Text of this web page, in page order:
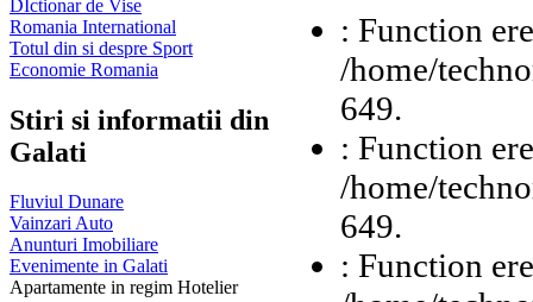
DIctionar de Vise
Romania International
Totul din si despre Sport
Economie Romania
Stiri si informatii din
Galati
Fluviul Dunare
Vainzari Auto
Anunturi Imobiliare
Evenimente in Galati
Apartamente in regim Hotelier
: Function
/home/
649.
: Function
/home/
649.
: Function